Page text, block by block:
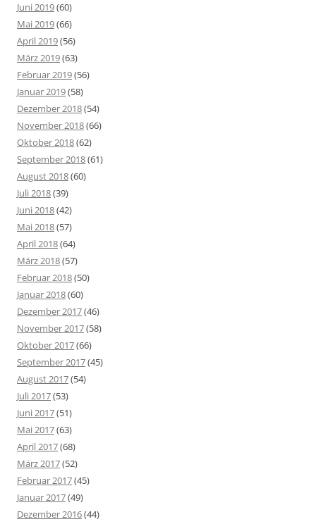
Juni 2019(60)
Mai 2019(66)
April 2019(56)
März 2019(63)
Februar 2019(56)
Januar 2019(58)
Dezember 2018(54)
November 2018(66)
Oktober 2018(62)
September 2018(61)
August 2018(60)
Juli 2018(39)
Juni 2018(42)
Mai 2018(57)
April 2018(64)
März 2018(57)
Februar 2018(50)
Januar 2018(60)
Dezember 2017(46)
November 2017(58)
Oktober 2017(66)
September 2017(45)
August 2017(54)
Juli 2017(53)
Juni 2017(51)
Mai 2017(63)
April 2017(68)
März 2017(52)
Februar 2017(45)
Januar 2017(49)
Dezember 2016(44)